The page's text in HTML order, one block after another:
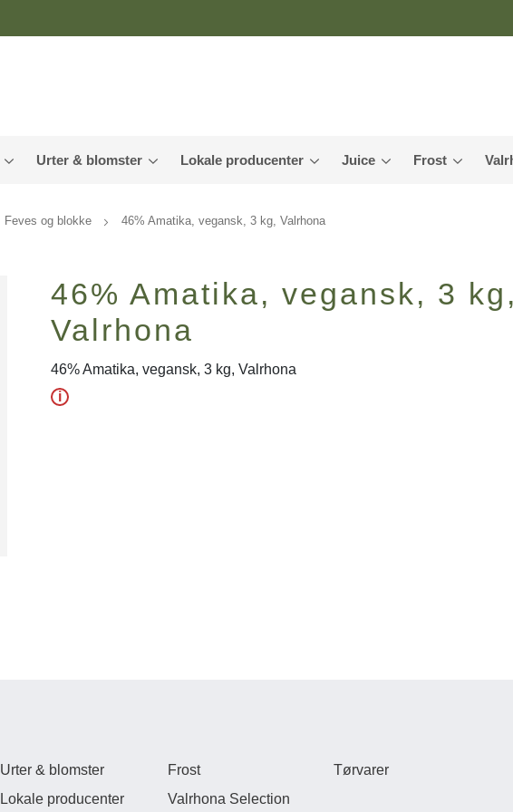
Urter & blomster Lokale producenter Juice Frost
Feves og blokke 46% Amatika, vegansk, 3 kg, Valrhona
46% Amatika, vegansk, 3 kg,
Valrhona
46% Amatika, vegansk, 3 kg, Valrhona
i
Urter & blomster
Lokale producenter
Frost
Valrhona Selection
Tørvarer